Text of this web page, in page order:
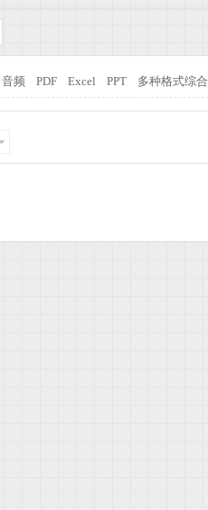
音频 PDF Excel PPT 多种格式综合